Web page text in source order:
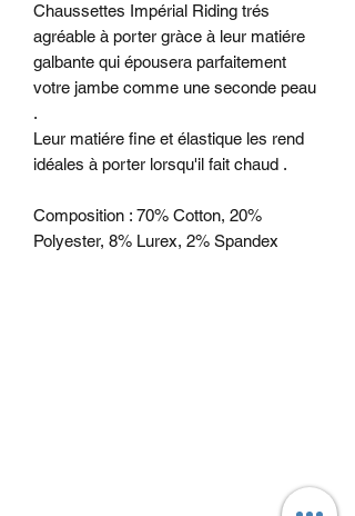
Chaussettes Impérial Riding trés
agréable à porter gràce à leur matiére
galbante qui épousera parfaitement
votre jambe comme une seconde peau
.
Leur matiére fine et élastique les rend
idéales à porter lorsqu'il fait chaud .
Composition : 70% Cotton, 20%
Polyester, 8% Lurex, 2% Spandex